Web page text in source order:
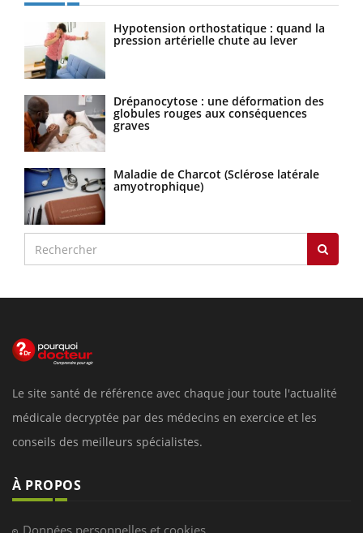
Hypotension orthostatique : quand la
pression artérielle chute au lever
Drépanocytose : une déformation des
globules rouges aux conséquences
graves
Maladie de Charcot (Sclérose latérale
amyotrophique)
Le site santé de référence avec chaque jour toute l'actualité
médicale decryptée par des médecins en exercice et les
conseils des meilleurs spécialistes.
À PROPOS